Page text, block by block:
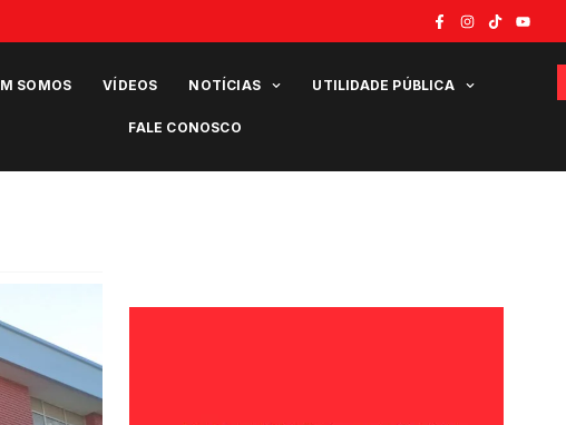
SOMOS VÍDEOS NOTÍCIAS UTILIDADE PÚBLICA
FALE CONOSCO